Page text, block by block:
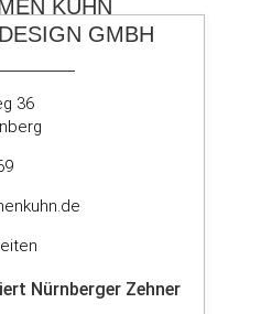
KUHN
GMBH
36
Nürnberger Zehner